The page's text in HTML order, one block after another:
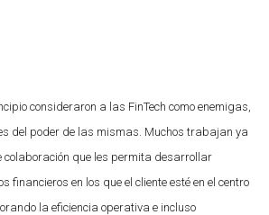
consideraron a las FinTech como enemigas,
del poder de las mismas. Muchos trabajan ya
colaboración que les permita desarrollar
financieros en los que el cliente esté en el centro
la eficiencia operativa e incluso